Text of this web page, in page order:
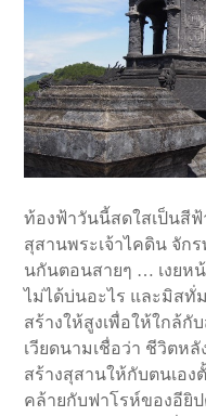
ท้องฟ้าวันนี้สดใสเป็นสีฟ้
สุสานพระเจ้าไคดิน จัก
นกันตอนสายๆ … เงยห
ไม่ได้บ่นอะไร และมิสทั่
สร้างให้สูงเพื่อให้ใกล้กั
เวียดนามเชื่อว่า ชีวิตห
สร้างสุสานให้กับตนเอ
คล้ายกับฟาโรห์ของอียิ